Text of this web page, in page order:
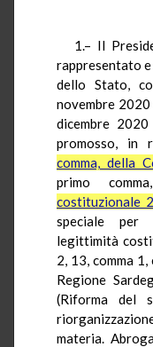
1.– Il
rappresentato
dello Stato,
novembre
dicembre
promosso, in
comma, della
primo
costituzionale
speciale per
legittimità
2, 13, comma
Regione
(Riforma del
materia.